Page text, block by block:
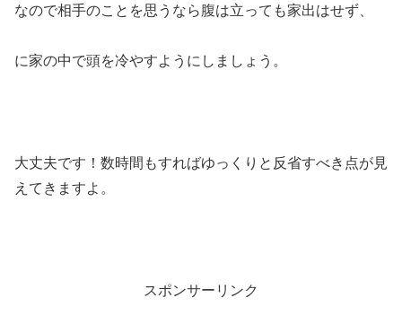
なので相手のことを思うなら腹は立っても家出はせず、
に家の中で頭を冷やすようにしましょう。
大丈夫です！数時間もすればゆっくりと反省すべき点が見
えてきますよ。
スポンサーリンク